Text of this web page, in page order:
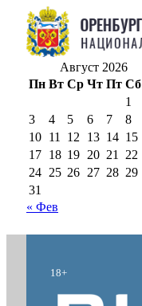
Август 2026
Пн Вт Ср Чт Пт Сб
1
3
4 5 6 7 8
10 11 12 13 14 15
17 18 19 20 21 22
24 25 26 27 28 29
31
« Фев
18+